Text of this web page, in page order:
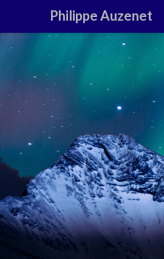
Philippe Auzenet